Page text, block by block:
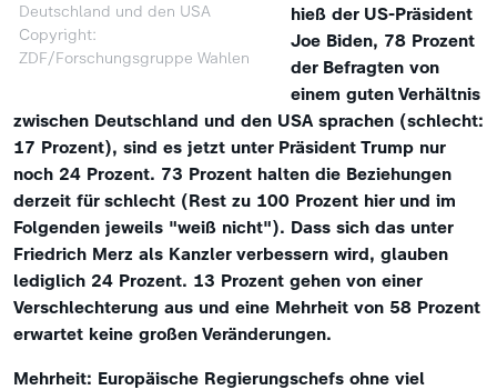
Deutschland und den USA
Copyright:
ZDF/Forschungsgruppe Wahlen
hieß der US-Präsident
Joe Biden, 78 Prozent
der Befragten von
einem guten Verhältnis
zwischen Deutschland und den USA sprachen (schlecht:
17 Prozent), sind es jetzt unter Präsident Trump nur
noch 24 Prozent. 73 Prozent halten die Beziehungen
derzeit für schlecht (Rest zu 100 Prozent hier und im
Folgenden jeweils "weiß nicht"). Dass sich das unter
Friedrich Merz als Kanzler verbessern wird, glauben
lediglich 24 Prozent. 13 Prozent gehen von einer
Verschlechterung aus und eine Mehrheit von 58 Prozent
erwartet keine großen Veränderungen.
Mehrheit: Europäische Regierungschefs ohne viel